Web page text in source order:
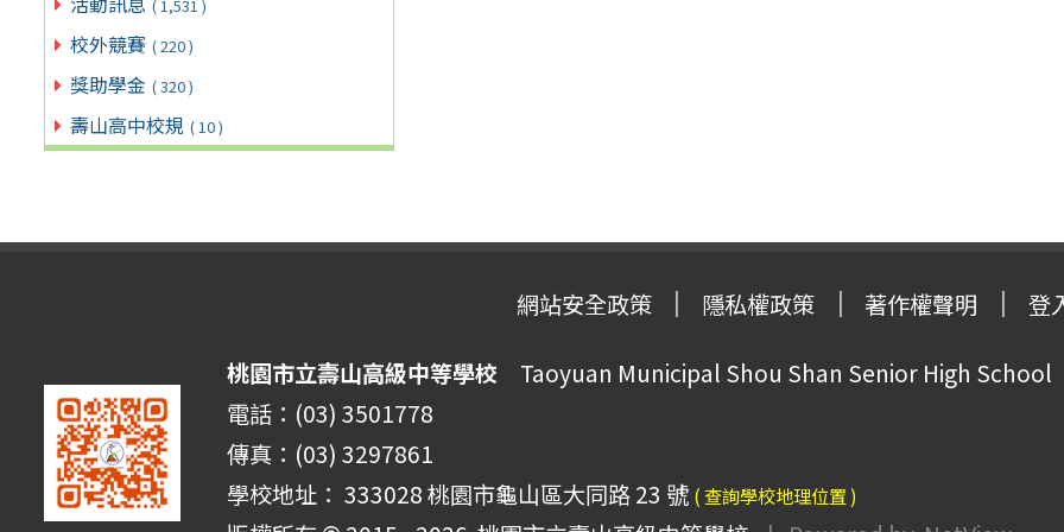
( 1,531 )
校外競賽 ( 220 )
獎助學金 ( 320 )
壽山高中校規 ( 10 )
網站安全政策 隱私權政策 著作權聲明 登
桃園市立壽山高級中等學校 Taoyuan Municipal Shou Shan Senior High School
電話：(03) 3501778
傳真：(03) 3297861
學校地址： 333028 桃園市龜山區大同路 23 號 ( 查詢學校地理位置 )